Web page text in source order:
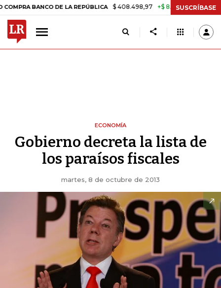
BANCO DE LA REPÚBLICA $ 408.498,97 +$ 8.753,81 +2,19% TASA
SUSCRÍBASE
ECONOMÍA
Gobierno decreta la lista de
los paraísos fiscales
martes, 8 de octubre de 2013